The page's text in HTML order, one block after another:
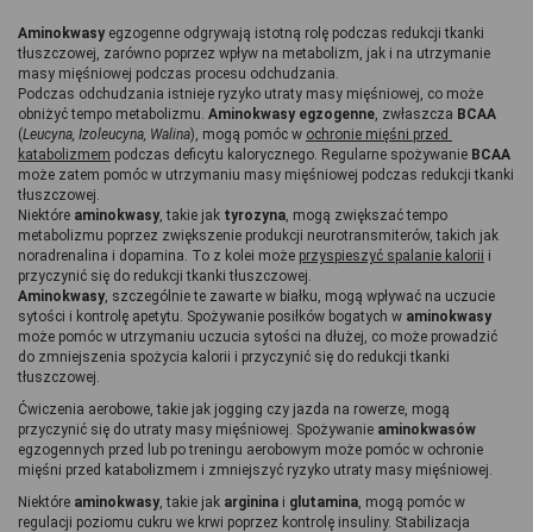
Aminokwasy egzogenne odgrywają istotną rolę podczas redukcji tkanki
tłuszczowej, zarówno poprzez wpływ na metabolizm, jak i na utrzymanie
masy mięśniowej podczas procesu odchudzania.
Podczas odchudzania istnieje ryzyko utraty masy mięśniowej, co może
obniżyć tempo metabolizmu. Aminokwasy egzogenne , zwłaszcza
(Leucyna, Izoleucyna, Walina), mogą pomóc w ochronie mięśni przed
katabolizmem podczas deficytu kalorycznego. Regularne spożywanie
może zatem pomóc w utrzymaniu masy mięśniowej podczas redukcji tkanki
tłuszczowej.
Niektóre aminokwasy , takie jak tyrozyna , mogą zwiększać tempo
metabolizmu poprzez zwiększenie produkcji neurotransmiterów, takich jak
noradrenalina i dopamina. To z kolei może przyspieszyć spalanie kalorii i
przyczynić się do redukcji tkanki tłuszczowej.
Aminokwasy , szczególnie te zawarte w białku, mogą wpływać na uczucie
sytości i kontrolę apetytu. Spożywanie posiłków bogatych w
może pomóc w utrzymaniu uczucia sytości na dłużej, co może prowadzić
do zmniejszenia spożycia kalorii i przyczynić się do redukcji tkanki
tłuszczowej.
Ćwiczenia aerobowe, takie jak jogging czy jazda na rowerze, mogą
przyczynić się do utraty masy mięśniowej. Spożywanie
egzogennych przed lub po treningu aerobowym może pomóc w ochronie
mięśni przed katabolizmem i zmniejszyć ryzyko utraty masy mięśniowej.
Niektóre aminokwasy , takie jak arginina i glutamina , mogą pomóc w
regulacji poziomu cukru we krwi poprzez kontrolę insuliny. Stabilizacja